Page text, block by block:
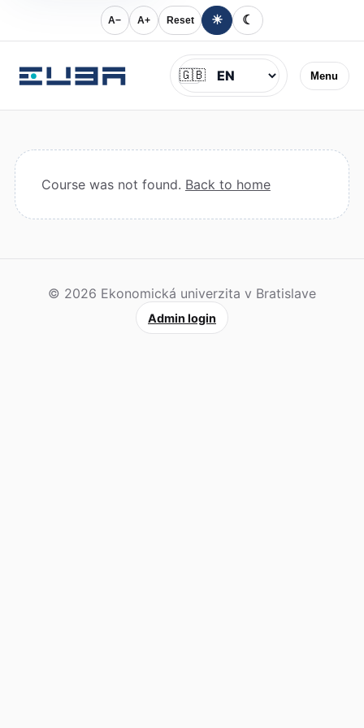
A− A+ Reset ☀ ☾
Menu
Jazyk
🇬🇧
Course was not found. Back to home
© 2026 Ekonomická univerzita v Bratislave
Admin login